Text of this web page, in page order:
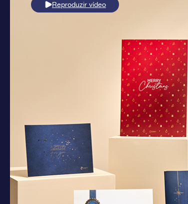
Reproduzir vídeo